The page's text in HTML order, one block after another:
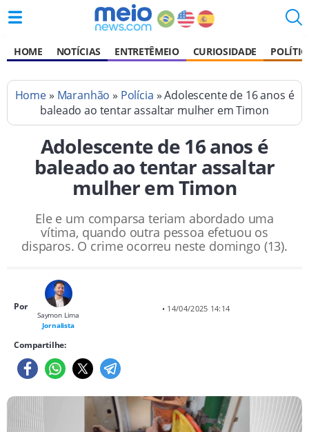
HOME NOTÍCIAS ENTRETÊMEIO CURIOSIDADE
Home» Maranhão » Polícia » Adolescente de 16 anos é
baleado ao tentar assaltar mulher em Timon
Adolescente de 16 anos é
baleado ao tentar assaltar
mulher em Timon
Ele e um comparsa teriam abordado uma
vítima, quando outra pessoa efetuou os
disparos. O crime ocorreu neste domingo (13).
Por
Saymon Lima
Jornalista
• 14/04/2025 14:14
Compartilhe: